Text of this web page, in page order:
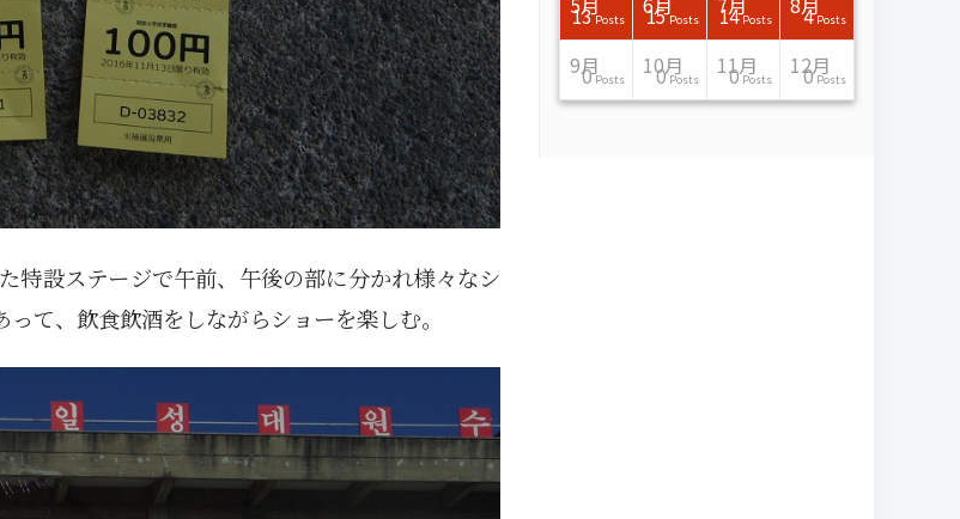
13 Posts 15 Posts 14 Posts 4 Posts
9月
0 Posts
10月
0 Posts
11月
0 Posts
12月
0 Posts
12 Posts 13 Posts 15 Posts
9月
15 Posts
10月
15 Posts
11月
13 Posts
12月
14 Posts 13 Posts 16 Posts
9月
13 Posts
10月
19 Posts
11月
16 Posts
12月
11 Posts 14 Posts 13 Posts
9月
16 Posts
10月
16 Posts
11月
13 Posts
12月
12 Posts 14 Posts 16 Posts
9月
16 Posts
10月
13 Posts
11月
13 Posts
12月
14 Posts 15 Posts 15 Posts
9月
14 Posts
10月
17 Posts
11月
13 Posts
12月
12 Posts 9 Posts 12 Posts
9月
13 Posts
10月
12 Posts
11月
13 Posts
12月
11 Posts 12 Posts 15 Posts
9月
12 Posts
10月
13 Posts
11月
14 Posts
12月
11 Posts 13 Posts 13 Posts
9月
12 Posts
10月
14 Posts
11月
13 Posts
12月
11 Posts 13 Posts 13 Posts
9月
13 Posts
10月
13 Posts
11月
13 Posts
12月
7 Posts 12 Posts 13 Posts
9月
12 Posts
10月
11 Posts
11月
13 Posts
12月
0 Posts 0 Posts 0 Posts
9月
0 Posts
10月
0 Posts
11月
4 Posts
12月
0 Posts 1 Post 0 Posts
9月
0 Posts
10月
1 Post
11月
0 Posts
12月
2 Posts 0 Posts 0 Posts
9月
4 Posts
10月
0 Posts
11月
1 Post
12月
2 Posts 2 Posts 2 Posts
9月
1 Post
10月
7 Posts
11月
2 Posts
12月
0 Posts 0 Posts 0 Posts
9月
2 Posts
10月
2 Posts
11月
6 Posts
12月
0 Posts 0 Posts 0 Posts
9月
1 Post
10月
0 Posts
11月
0 Posts
12月
特設ステージで午前、午後の部に分かれ様々なシ
て、飲食飲酒をしながらショーを楽しむ。